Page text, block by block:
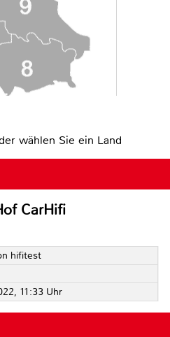
wählen Sie ein Land
CarHifi
hifitest
11:33 Uhr